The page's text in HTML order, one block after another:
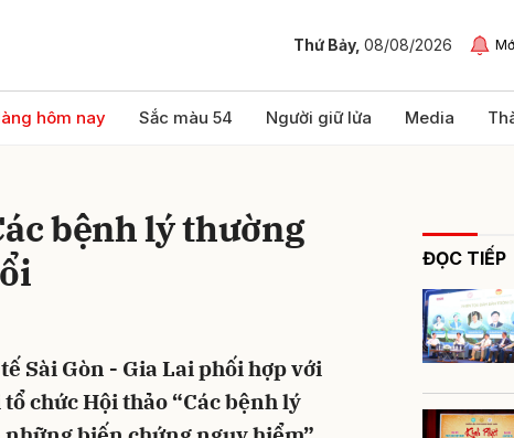
Thứ Bảy, 08/08/2026
hôm nay Sắc màu 54 Người giữ lửa Media
bệnh lý thường
Sài Gòn - Gia Lai phối hợp với
chức Hội thảo “Các bệnh lý
ĐỌC TIẾP
luận
Gửi